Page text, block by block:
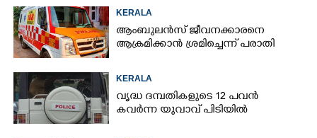
KERALA
ആംബുലൻസ് ജീവനക്കാരനെ
ആക്രമിക്കാൻ ശ്രമിച്ചെന്ന് പരാതി
KERALA
വൃദ്ധ ദമ്പതികളുടെ 12 പവൻ
കവർന്ന യുവാവ് പിടിയിൽ